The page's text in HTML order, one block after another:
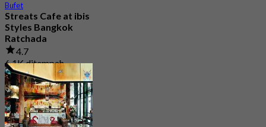
Bufet
Streats Cafe at ibis
Styles Bangkok
Ratchada
4.7
6.1K ditempah
Dari฿ 325